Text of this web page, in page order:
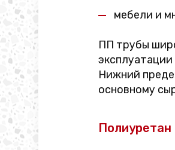
мебели и
ПП трубы
Нижний
основному
Полиуретан